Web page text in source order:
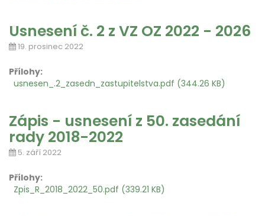
Usnesení č. 2 z VZ OZ 2022 - 2026
19. prosinec 2022
Přílohy:
usnesen_.2_zasedn_zastupitelstva.pdf (344.26 KB)
Zápis - usnesení z 50. zasedání
rady 2018-2022
5. září 2022
Přílohy:
Zpis_R_2018_2022_50.pdf (339.21 KB)